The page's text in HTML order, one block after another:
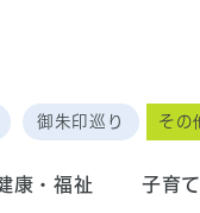
御朱印巡り その
康・福祉 子育